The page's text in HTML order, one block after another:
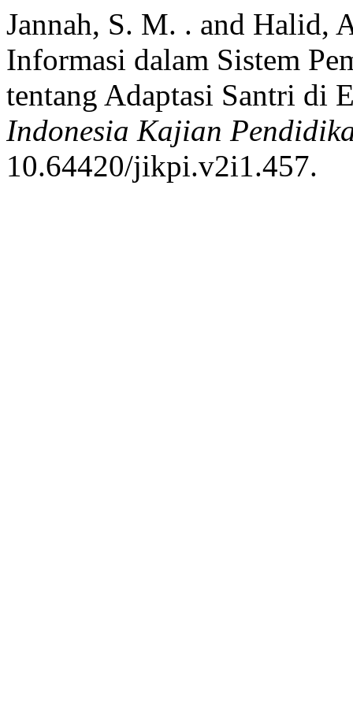
Jannah, S. M. . and Halid,
Informasi dalam Sistem
tentang Adaptasi Santri di
Indonesia Kajian
10.64420/jikpi.v2i1.457.